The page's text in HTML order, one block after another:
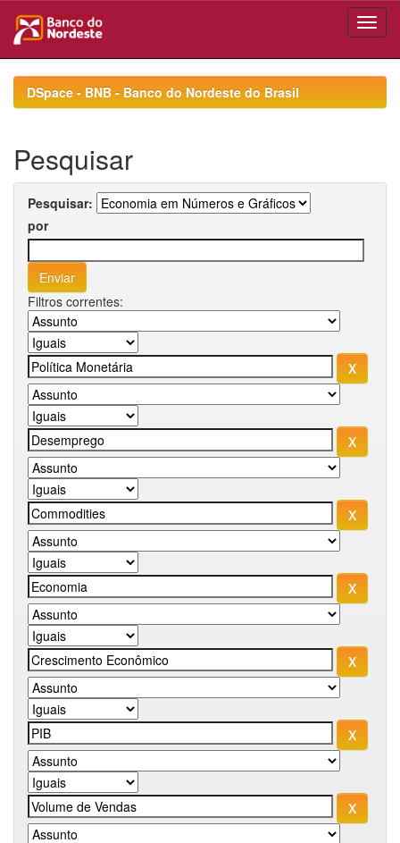
navigationDSpace - BNB - Banco do Nordeste do Brasil
Pesquisar
Pesquisar:
por
Filtros correntes: